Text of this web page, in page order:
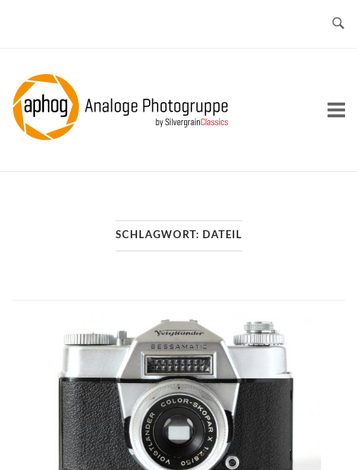
Home
SCHLAGWORT: DATEIL